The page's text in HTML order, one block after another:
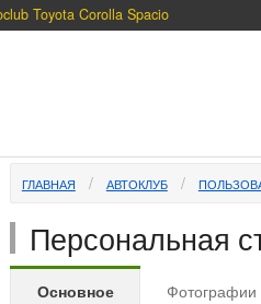
Toyota Corolla Spacio
ГЛАВНАЯ АВТОКЛУБ
Персональная
Основное Фотографии